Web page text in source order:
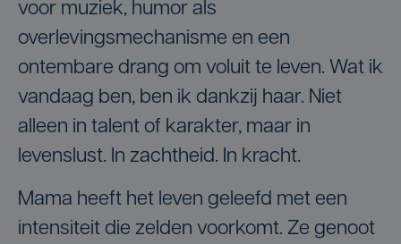
voor muziek, humor als
overlevingsmechanisme en een
ontembare drang om voluit te leven. Wat ik
vandaag ben, ben ik dankzij haar. Niet
alleen in talent of karakter, maar in
levenslust. In zachtheid. In kracht.
Mama heeft het leven geleefd met een
intensiteit die zelden voorkomt. Ze genoot